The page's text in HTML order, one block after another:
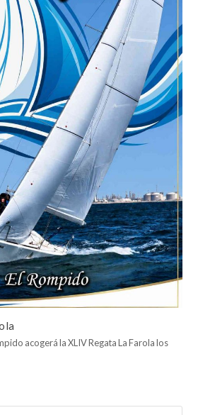
acogerá la XLIV Regata La Farola los